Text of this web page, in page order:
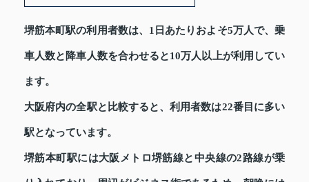
堺筋本町駅の利用者数は、1日あたりおよそ5万人で、乗
車人数と降車人数を合わせると10万人以上が利用してい
ます。
大阪府内の全駅と比較すると、利用者数は22番目に多い
駅となっています。
堺筋本町駅には大阪メトロ堺筋線と中央線の2路線が乗